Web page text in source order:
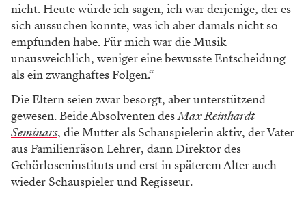
nicht. Heute würde ich sagen, ich war derjenige, der es
sich aussuchen konnte, was ich aber damals nicht so
empfunden habe. Für mich war die Musik
unausweichlich, weniger eine bewusste Entscheidung
als ein zwanghaftes Folgen.“
Die Eltern seien zwar besorgt, aber unterstützend
gewesen. Beide Absolventen desMax Reinhardt
Seminars, die Mutter als Schauspielerin aktiv, der Vater
aus Familienräson Lehrer, dann Direktor des
Gehörloseninstituts und erst in späterem Alter auch
wieder Schauspieler und Regisseur.